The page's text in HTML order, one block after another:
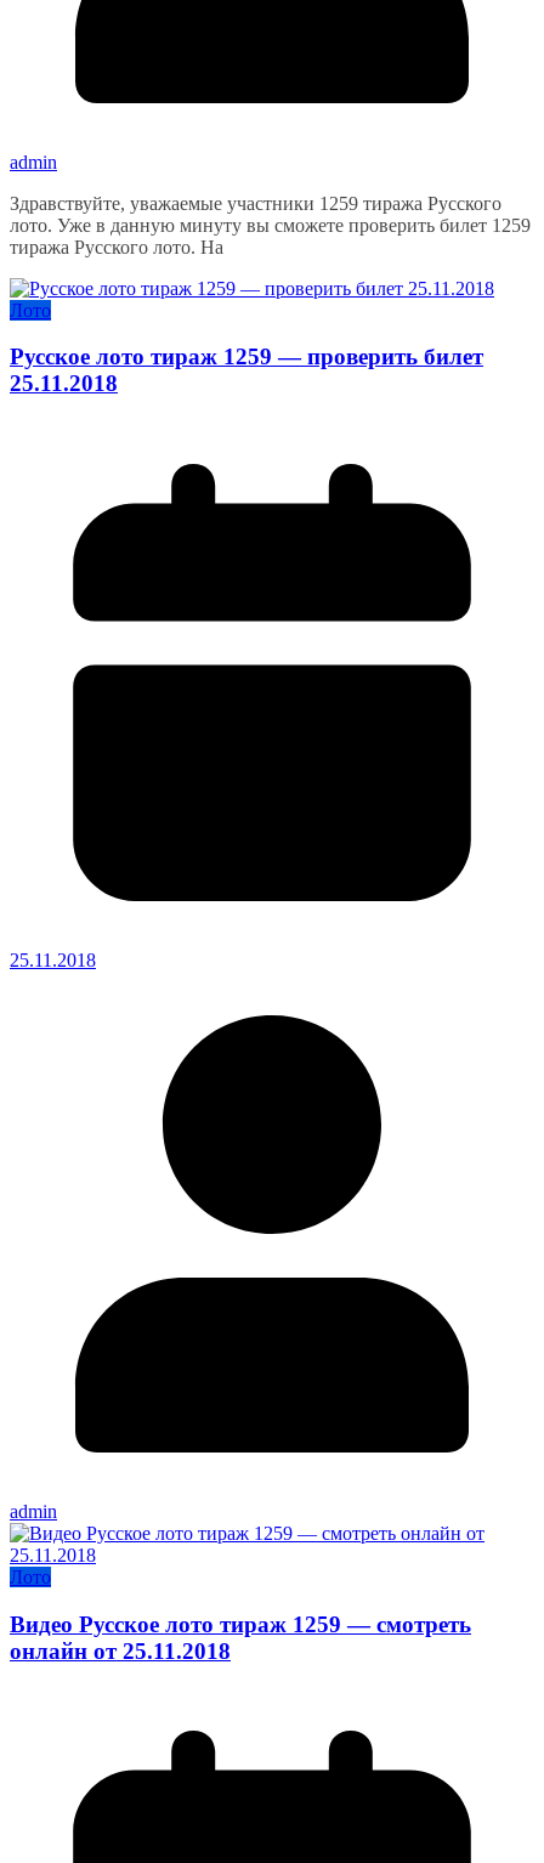
admin
Здравствуйте, уважаемые участники 1259 тиража Русского
лото. Уже в данную минуту вы сможете проверить билет 1259
тиража Русского лото. На
Лото
Русское лото тираж 1259 — проверить билет
25.11.2018
25.11.2018
admin
Лото
Видео Русское лото тираж 1259 — смотреть
онлайн от 25.11.2018